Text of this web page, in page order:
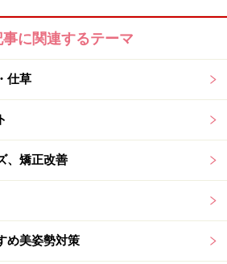
。手を抜くことが、「ナチュラル
ッシュのために必要かもしれませ
いのが「ビデオ『でも』観て…」
倒だから」という気持ちが読み取
事に関連するテーマ
仕草
、矯正改善
め美姿勢対策